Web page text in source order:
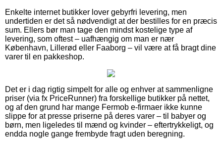
Enkelte internet butikker lover gebyrfri levering, men
undertiden er det så nødvendigt at der bestilles for en præcis
sum. Ellers bør man tage den mindst kostelige type af
levering, som oftest – uafhængig om man er nær
København, Lillerød eller Faaborg – vil være at få bragt dine
varer til en pakkeshop.
Det er i dag rigtig simpelt for alle og enhver at sammenligne
priser (via fx PriceRunner) fra forskellige butikker på nettet,
og af den grund har mange Fermob e-firmaer ikke kunne
slippe for at presse priserne på deres varer – til babyer og
børn, men ligeledes til mænd og kvinder – eftertrykkeligt, og
endda nogle gange frembyde fragt uden beregning.